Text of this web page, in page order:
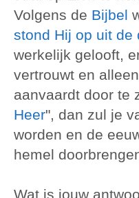
Volgens de Bijbel
stond Hij op uit de
werkelijk gelooft,
vertrouwt en
aanvaardt door te
Heer", dan zul je
worden en de
hemel
Wat is jouw